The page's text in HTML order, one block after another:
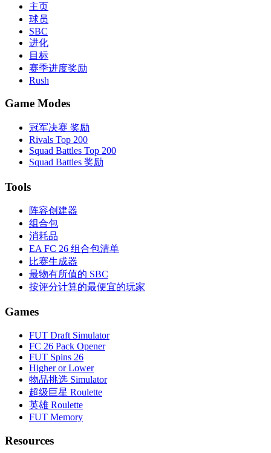
主页
球员
SBC
进化
目标
赛季进度奖励
Rush
Game Modes
冠军决赛 奖励
Rivals Top 200
Squad Battles Top 200
Squad Battles 奖励
Tools
阵容创建器
组合包
消耗品
EA FC 26 组合包清单
比赛生成器
最物有所值的 SBC
按评分计算的最便宜的玩家
Games
FUT Draft Simulator
FC 26 Pack Opener
FUT Spins 26
Higher or Lower
物品挑选 Simulator
超级巨星 Roulette
英雄 Roulette
FUT Memory
Resources